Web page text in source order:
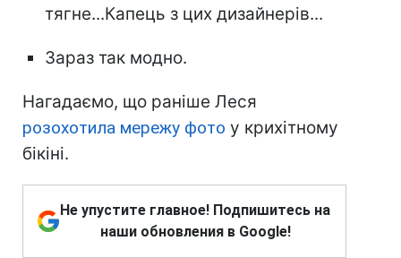
тягне...Капець з цих дизайнерів...
Зараз так модно.
Нагадаємо, що раніше Леся
розохотила мережу фото у крихітному
бікіні.
Не упустите главное! Подпишитесь на
наши обновления в Google!